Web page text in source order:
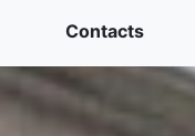
Contacts